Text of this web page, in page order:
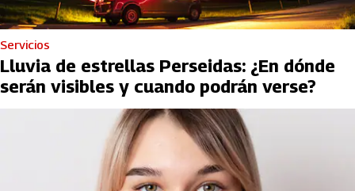
Servicios
Lluvia de estrellas Perseidas: ¿En dónde
serán visibles y cuando podrán verse?